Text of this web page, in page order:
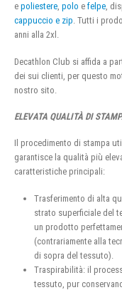
e poliestere, polo e felpe,
cappuccio e zip. Tutti i
anni alla 2xl.
Decathlon Club si affida a
dei sui clienti, per questo
nostro sito.
ELEVATA QUALITÀ DI
Il procedimento di stampa
garantisce la qualità più
caratteristiche principali:
Trasferimento di alta
strato superficiale del
un prodotto
(contrariamente alla
di sopra del tessuto).
Traspirabilità: il
tessuto, pur